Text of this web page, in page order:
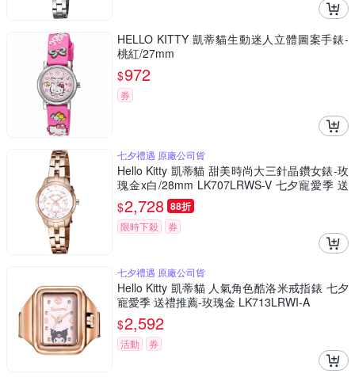
HELLO KITTY 凱蒂貓生動迷人立體圖案手錶-
桃紅/27mm
$972
券
七夕禮遇 原廠公司貨
Hello Kitty 凱蒂貓 甜美時尚大三針晶鑽女錶-玫
瑰金x白/28mm LK707LRWS-V 七夕寵愛季 送
禮推薦
$2,728 88折
限時下殺 券
七夕禮遇 原廠公司貨
Hello Kitty 凱蒂貓 人氣角色酷洛米戒指錶 七夕
寵愛季 送禮推薦-玫瑰金 LK713LRWI-A
$2,592
活動 券